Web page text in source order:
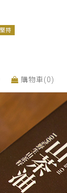
購物車(0)